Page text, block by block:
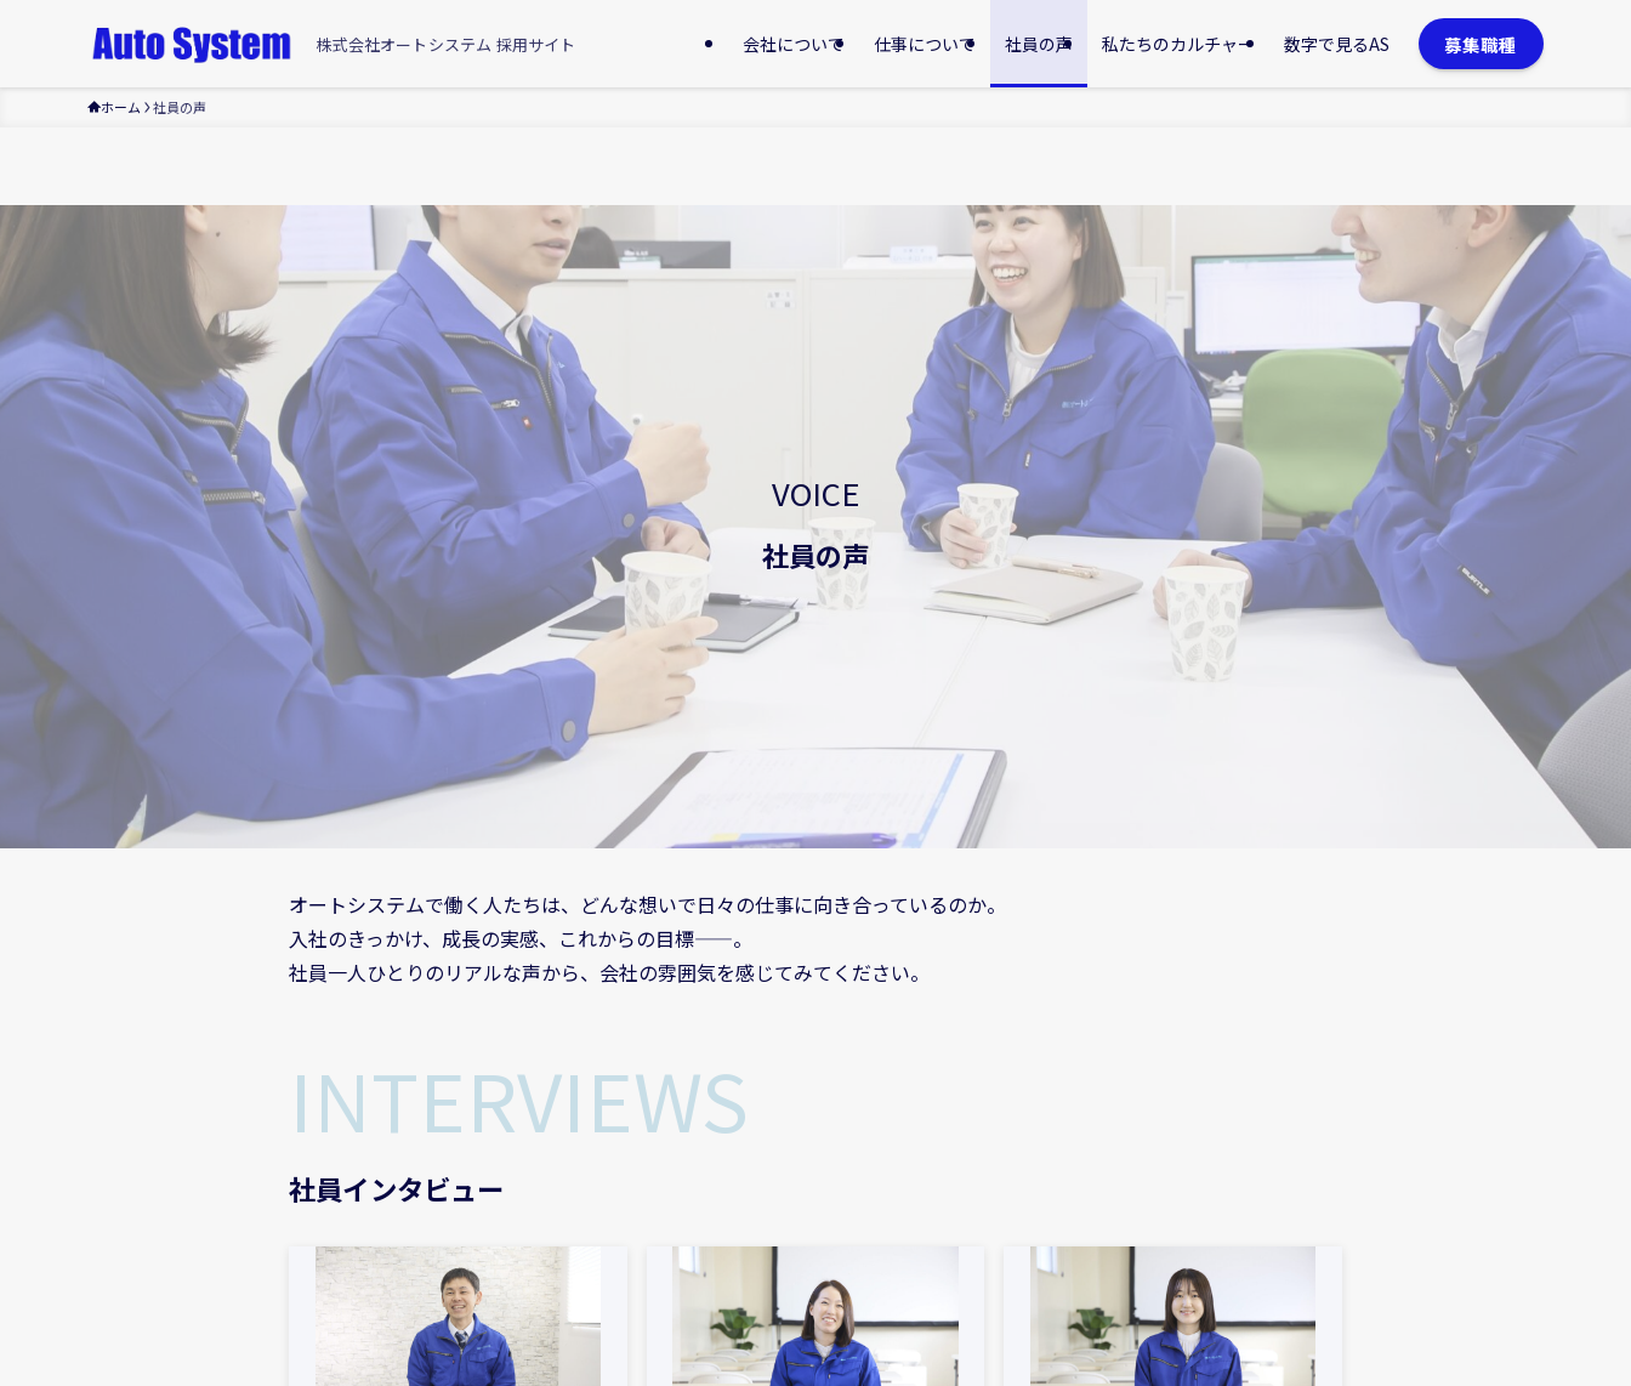
株式会社オートシステム 採用サイト 会社について 仕事について 社員の声 私たちのカルチャー 数字で見るAS 募集職種
ホーム 社員の声
VOICE
社員の声
オートシステムで働く人たちは、どんな想いで日々の仕事に向き合っているのか。
入社のきっかけ、成長の実感、これからの目標——。
社員一人ひとりのリアルな声から、会社の雰囲気を感じてみてください。
INTERVIEWS
社員インタビュー